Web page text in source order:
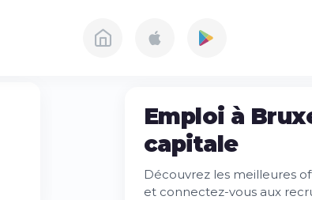
Emploi à
capitale
Découvrez les meilleures
et connectez-vous aux